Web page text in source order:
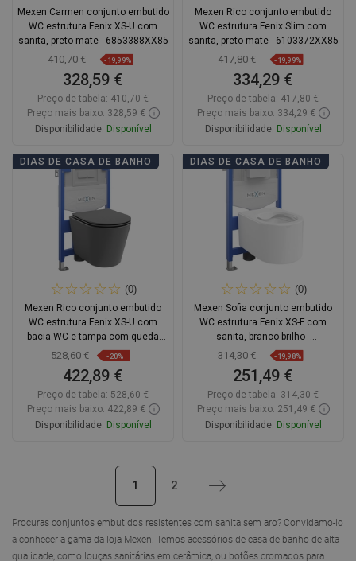
Mexen Carmen conjunto embutido
WC estrutura Fenix XS-U com
sanita, preto mate - 6853388XX85
410,70 € -19,99%
328,59 €
Preço de tabela: 410,70 €
Preço mais baixo: 328,59 €
Disponibilidade: Disponível
Adicionar
Mexen Rico conjunto embutido
WC estrutura Fenix Slim com
sanita, preto mate - 6103372XX85
417,80 € -19,99%
334,29 €
Preço de tabela: 417,80 €
Preço mais baixo: 334,29 €
Disponibilidade: Disponível
Adicionar
DIAS DE CASA DE BANHO
(0)
Mexen Rico conjunto embutido
WC estrutura Fenix XS-U com
bacia WC e tampa com queda
lenta, cinza escuro mate -
528,60 € -20%
422,89 €
Preço de tabela: 528,60 €
Preço mais baixo: 422,89 €
Disponibilidade: Disponível
Favoritos
DIAS DE CASA DE BANHO
(0)
Mexen Sofia conjunto embutido
WC estrutura Fenix XS-F com
sanita, branco brilho -
6803354XX00
314,30 € -19,98%
251,49 €
Preço de tabela: 314,30 €
Preço mais baixo: 251,49 €
Disponibilidade: Disponível
Comparar
1 2 Próximo
Procuras conjuntos embutidos resistentes com sanita sem aro? Convidamo-lo
a conhecer a gama da loja Mexen. Temos acessórios de casa de banho de alta
qualidade, como louças sanitárias em cerâmica, ou botões cromados para